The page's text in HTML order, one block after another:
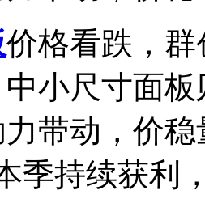
价格看跌，
小尺寸面
带动，价
季持续获利